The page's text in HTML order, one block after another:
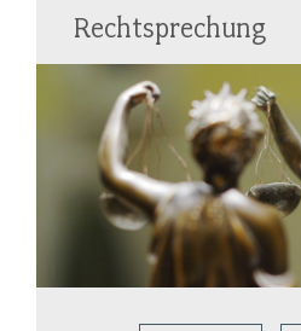
Rechtsprechung